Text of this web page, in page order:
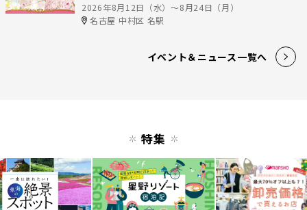
2026年8月12日（水）〜8月24日（月）
名古屋 中村区 名駅
イベント＆ニュース一覧へ
特集